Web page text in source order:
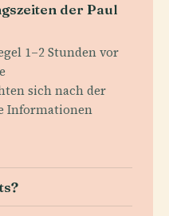
der Paul
1–2 Stunden vor
sich nach der
Informationen